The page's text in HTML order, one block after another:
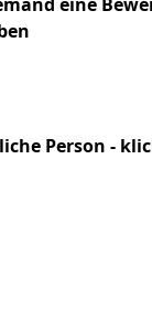
Person -